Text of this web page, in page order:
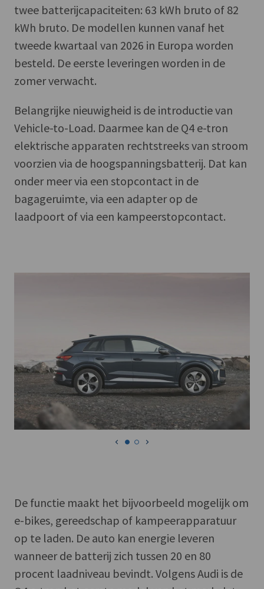
twee batterijcapaciteiten: 63 kWh bruto of 82
kWh bruto. De modellen kunnen vanaf het
tweede kwartaal van 2026 in Europa worden
besteld. De eerste leveringen worden in de
zomer verwacht.
Belangrijke nieuwigheid is de introductie van
Vehicle-to-Load. Daarmee kan de Q4 e-tron
elektrische apparaten rechtstreeks van stroom
voorzien via de hoogspanningsbatterij. Dat kan
onder meer via een stopcontact in de
bagageruimte, via een adapter op de
laadpoort of via een kampeerstopcontact.
De functie maakt het bijvoorbeeld mogelijk om
e-bikes, gereedschap of kampeerapparatuur
op te laden. De auto kan energie leveren
wanneer de batterij zich tussen 20 en 80
procent laadniveau bevindt. Volgens Audi is de